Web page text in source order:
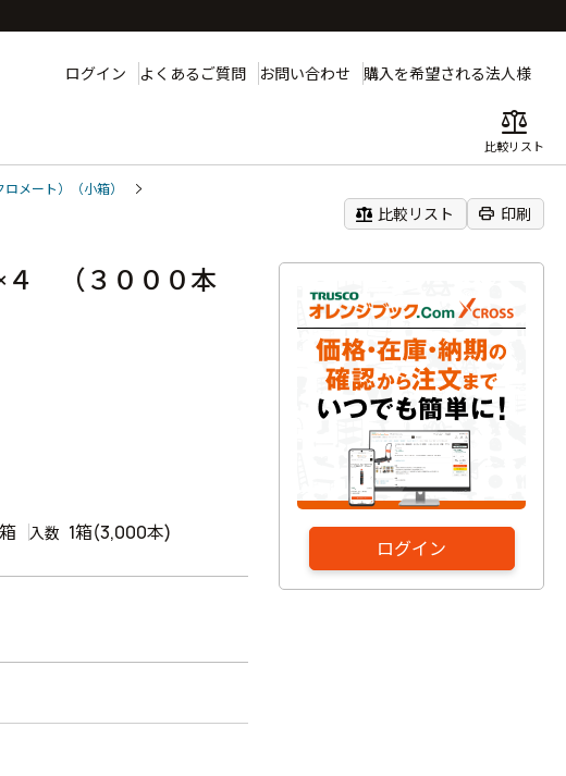
ログイン よくあるご質問 お問い合わせ 購入を希望される法人様
balance
比較リスト
メート）（小箱）
balance 比較リスト print 印刷
ログイン
４ （３０００本
入数 1箱(3,000本)